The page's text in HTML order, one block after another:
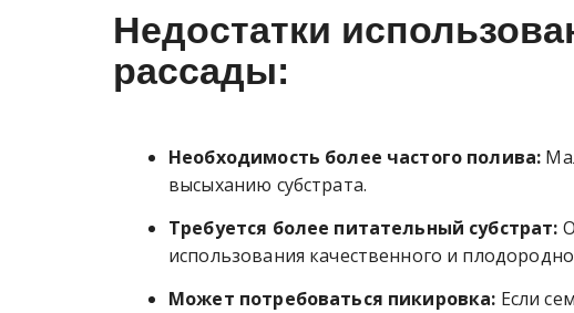
Недостатки
рассады:
Необходимость более частого полива:
высыханию субстрата.
Требуется более питательный субстрат:
использования качественного и
Может потребоваться пикировка: Если